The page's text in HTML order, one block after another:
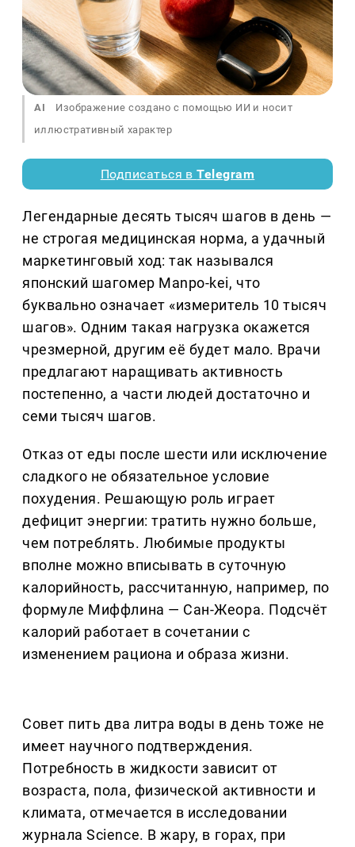
AI
Изображение создано с помощью ИИ и носит
иллюстративный характер
Подписаться вTelegram
Легендарные десять тысяч шагов в день —
не строгая медицинская норма, а удачный
маркетинговый ход: так назывался
японский шагомер Manpo-kei, что
буквально означает «измеритель 10 тысяч
шагов». Одним такая нагрузка окажется
чрезмерной, другим её будет мало. Врачи
предлагают наращивать активность
постепенно, а части людей достаточно и
семи тысяч шагов.
Отказ от еды после шести или исключение
сладкого не обязательное условие
похудения. Решающую роль играет
дефицит энергии: тратить нужно больше,
чем потреблять. Любимые продукты
вполне можно вписывать в суточную
калорийность, рассчитанную, например, по
формуле Миффлина — Сан-Жеора. Подсчёт
калорий работает в сочетании с
изменением рациона и образа жизни.
Совет пить два литра воды в день тоже не
имеет научного подтверждения.
Потребность в жидкости зависит от
возраста, пола, физической активности и
климата, отмечается в исследовании
журнала Science. В жару, в горах, при